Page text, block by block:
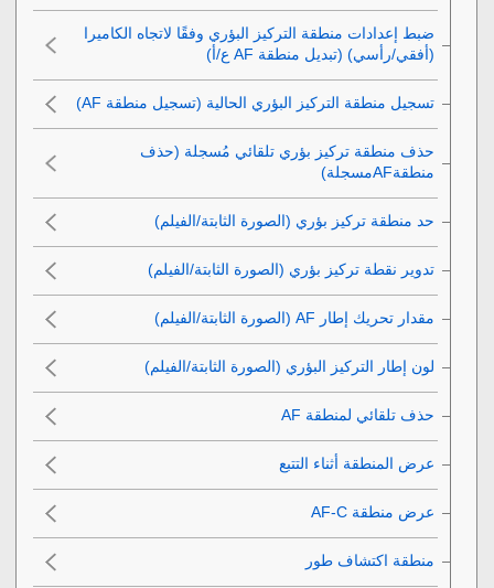
ضبط إعدادات منطقة التركيز البؤري وفقًا لاتجاه الكاميرا
(أفقي/رأسي) (تبديل منطقة AF ع/أ)
تسجيل منطقة التركيز البؤري الحالية (تسجيل منطقة AF‎‏)
حذف منطقة تركيز بؤري تلقائي مُسجلة (حذف
منطقةAFمسجلة)
حد منطقة تركيز بؤري (الصورة الثابتة/الفيلم)
تدوير نقطة تركيز بؤري (الصورة الثابتة/الفيلم)
مقدار تحريك إطار AF‎‏ (الصورة الثابتة/الفيلم)
لون إطار التركيز البؤري (الصورة الثابتة/الفيلم)
حذف تلقائي لمنطقة AF‎‏
عرض المنطقة أثناء التتبع
عرض منطقة AF-C‎‏
منطقة اكتشاف طور